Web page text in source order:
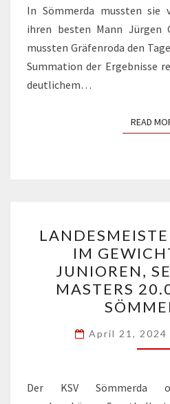
In Sömmerda mussten sie
ihren besten Mann Jürgen
mussten Gräfenroda den
Summation der Ergebnisse
deutlichem…
READ
IM
&
IM
JUNIOREN,
MASTERS
April 21, 2024
Der KSV Sömmerda